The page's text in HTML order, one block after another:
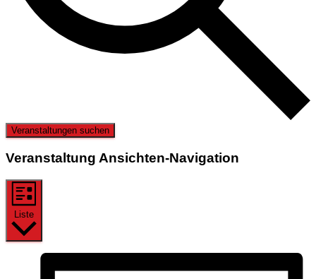
Veranstaltungen suchen
Veranstaltung Ansichten-Navigation
Liste